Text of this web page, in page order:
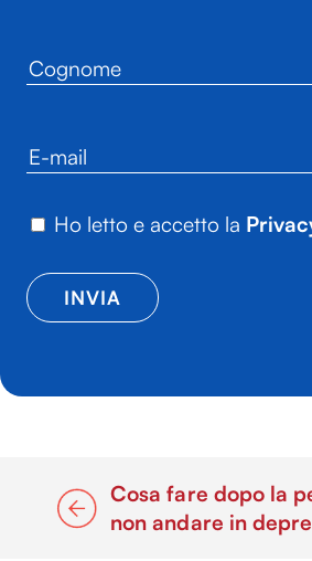
Ho letto e accetto la
Cosa fare dopo la
non andare in